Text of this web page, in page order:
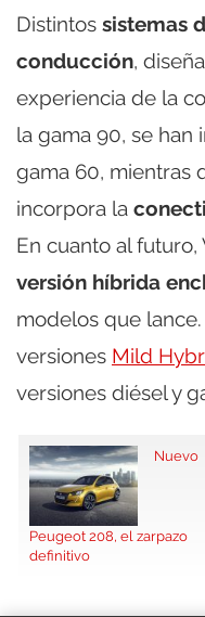
Distintos sistemas
conducción,
experiencia de la
la gama 90, se han
gama 60, mientras
incorpora la
En cuanto al
versión híbrida
modelos que
versiones Mild
versiones diésel y
Nuevo
Peugeot 208, el zarpazo
definitivo